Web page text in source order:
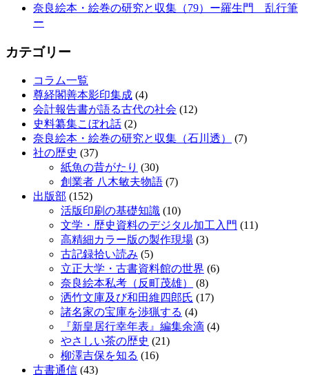
奈良絵本・絵巻の研究と収集（79）ー羅生門 乱行筆
ー
カテゴリー
コラム一覧
尊経閣善本影印集成 (4)
会計報告書が語る古代の社会 (12)
史料纂集こぼれ話 (2)
奈良絵本・絵巻の研究と収集（石川透）
(7)
社の歴史 (37)
紙魚の昔がたり (30)
創業者 八木敏夫物語 (7)
出版部 (152)
活版印刷の基礎知識 (10)
文学・歴史資料のデジタル加工入門 (11)
高精細カラー版の製作現場 (3)
古記録拾い読み (5)
立正大学・古書資料館の世界 (6)
奈良絵本私考（反町茂雄）
(8)
洒竹文庫及び和田維四郎氏 (17)
諸名家の宝庫を渉猟する (4)
『新皇居行幸年表』編集余滴 (4)
やさしい茶の歴史 (21)
柳澤吉保を知る (16)
古書通信 (43)